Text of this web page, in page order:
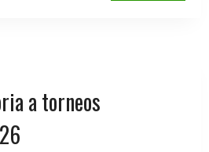
a torneos